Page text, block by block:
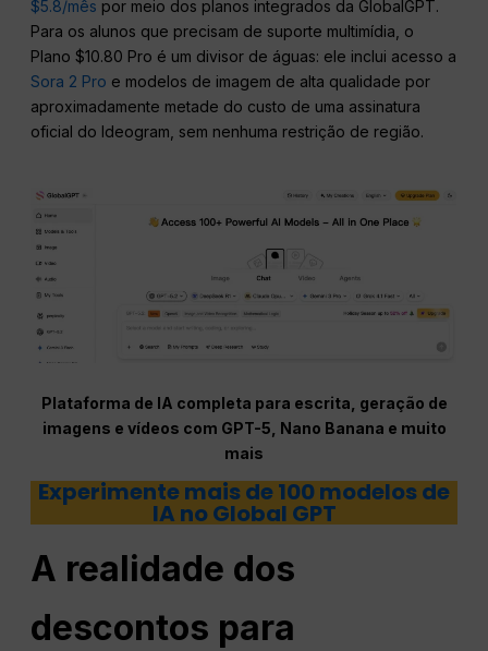
$5.8/mês por meio dos planos integrados da GlobalGPT.
Para os alunos que precisam de suporte multimídia, o
Plano $10.80 Pro é um divisor de águas: ele inclui acesso a
Sora 2 Pro e modelos de imagem de alta qualidade por
aproximadamente metade do custo de uma assinatura
oficial do Ideogram, sem nenhuma restrição de região.
Plataforma de IA completa para escrita, geração de
imagens e vídeos com GPT-5, Nano Banana e muito
mais
Experimente mais de 100 modelos de
IA no Global GPT
A realidade dos
descontos para